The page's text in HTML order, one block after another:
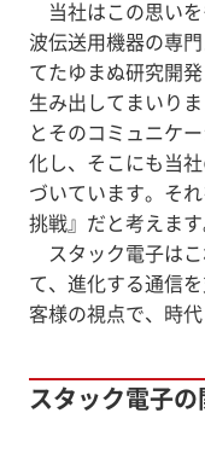
当社はこの思い
波伝送用機器の専
てたゆまぬ研究開
生み出してまいり
とそのコミュニケ
化し、そこにも当
づいています。そ
挑戦』だと考えます
スタック電子は
て、進化する通信
客様の視点で、時
スタック電子